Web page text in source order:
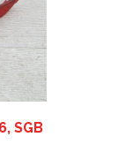
SGB